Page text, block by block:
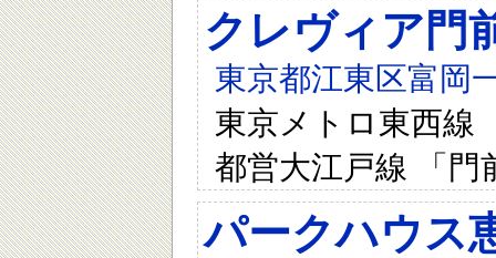
クレヴィア門
東京都江東区富岡
東京メトロ東西線
都営大江戸線 「門
パークハウス